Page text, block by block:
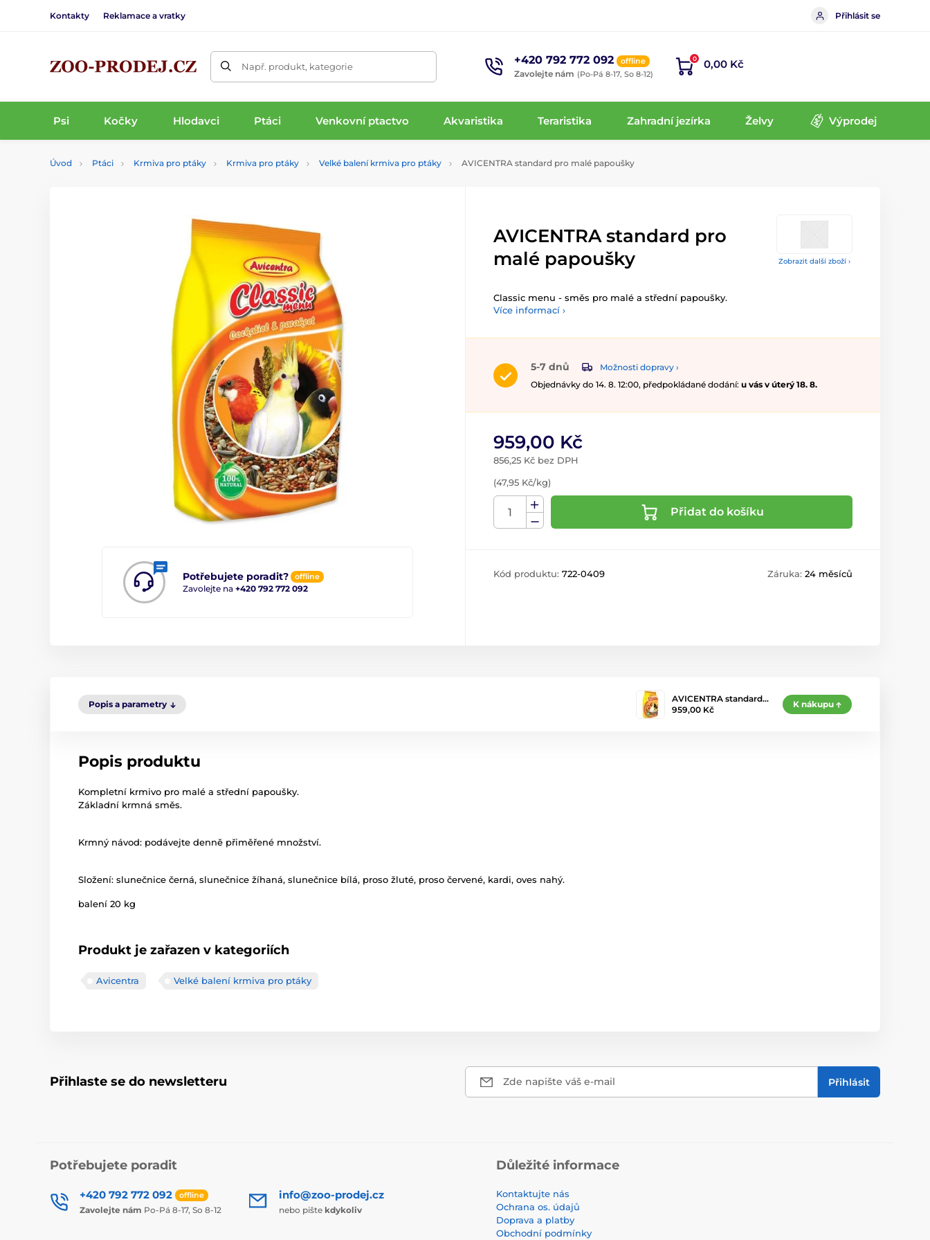
Kontakty Reklamace a vratky Přihlásit se
Např. produkt, kategorie +420 792 772 092 offline
Zavolejte nám (Po-Pá 8-17, So 8-12)
0 0,00 Kč
Psi Kočky Hlodavci Ptáci Venkovní ptactvo Akvaristika Teraristika Zahradní jezírka Želvy Výprodej
Úvod Ptáci Krmiva pro ptáky Krmiva pro ptáky Velké balení krmiva pro ptáky AVICENTRA standard pro malé papoušky
Zobrazit další zboží ›
Potřebujete poradit? offline
Zavolejte na +420 792 772 092
AVICENTRA standard pro
malé papoušky
Classic menu - směs pro malé a střední papoušky.
Více informací ›
5-7 dnů
Možnosti dopravy ›
Objednávky do 14. 8. 12:00, předpokládané dodání: u vás v úterý 18. 8.
959,00 Kč
856,25 Kč bez DPH
(47,95 Kč/kg)
Přidat do košíku
Kód produktu: 722-0409 Záruka: 24 měsíců
Popis a parametry
AVICENTRA standard…
959,00 Kč
K nákupu
Popis produktu
Kompletní krmivo pro malé a střední papoušky.
Základní krmná směs.
Krmný návod: podávejte denně přiměřené množství.
Složení: slunečnice černá, slunečnice žíhaná, slunečnice bílá, proso žluté, proso červené, kardi, oves nahý.
balení 20 kg
Produkt je zařazen v kategoriích
Avicentra Velké balení krmiva pro ptáky
Přihlaste se do newsletteru Zde napište váš e-mail Přihlásit
Potřebujete poradit
+420 792 772 092 offline
Zavolejte nám Po-Pá 8-17, So 8-12
info@zoo-prodej.cz
nebo pište kdykoliv
Důležité informace
Kontaktujte nás
Ochrana os. údajů
Doprava a platby
Obchodní podmínky